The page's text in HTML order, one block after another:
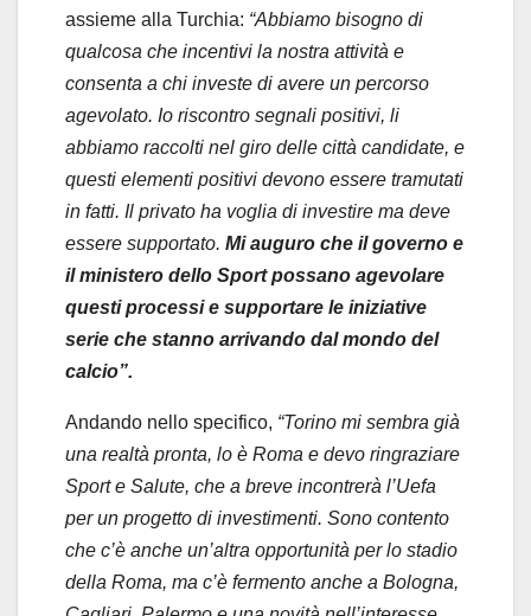
assieme alla Turchia: “Abbiamo bisogno di
qualcosa che incentivi la nostra attività e
consenta a chi investe di avere un percorso
agevolato. Io riscontro segnali positivi, li
abbiamo raccolti nel giro delle città candidate, e
questi elementi positivi devono essere tramutati
in fatti. Il privato ha voglia di investire ma deve
essere supportato. Mi auguro che il governo e
il ministero dello Sport possano agevolare
questi processi e supportare le iniziative
serie che stanno arrivando dal mondo del
calcio”.
Andando nello specifico, “Torino mi sembra già
una realtà pronta, lo è Roma e devo ringraziare
Sport e Salute, che a breve incontrerà l’Uefa
per un progetto di investimenti. Sono contento
che c’è anche un’altra opportunità per lo stadio
della Roma, ma c’è fermento anche a Bologna,